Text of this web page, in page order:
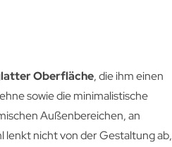
Oberfläche, die ihm einen
sowie die minimalistische
Außenbereichen, an
nicht von der Gestaltung ab,